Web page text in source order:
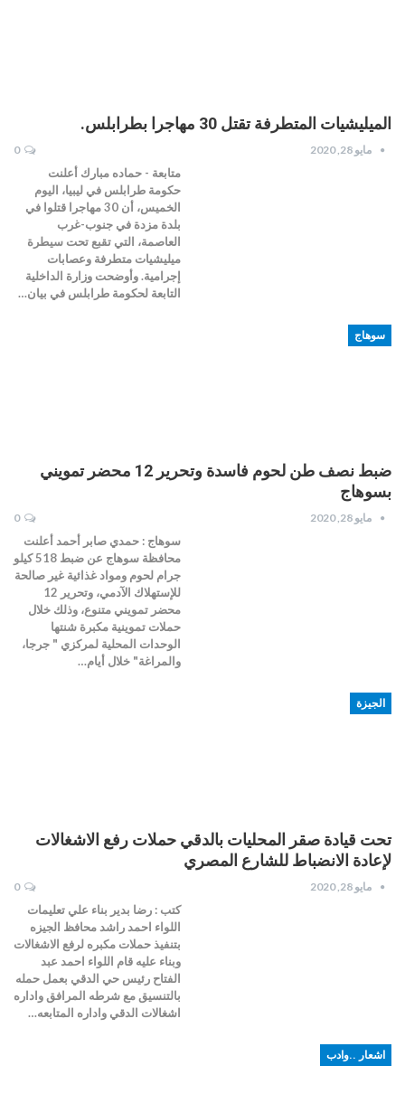
الميليشيات المتطرفة تقتل 30 مهاجرا بطرابلس.
مايو 28, 2020 0
متابعة - حماده مبارك أعلنت
حكومة طرابلس في ليبيا، اليوم
الخميس، أن 30 مهاجرا قتلوا في
بلدة مزدة في جنوب-غرب
العاصمة، التي تقبع تحت سيطرة
ميليشيات متطرفة وعصابات
إجرامية. وأوضحت وزارة الداخلية
التابعة لحكومة طرابلس في بيان…
سوهاج
ضبط نصف طن لحوم فاسدة وتحرير 12 محضر تمويني
بسوهاج
مايو 28, 2020 0
سوهاج : حمدي صابر أحمد أعلنت
محافظة سوهاج عن ضبط 518 كيلو
جرام لحوم ومواد غذائية غير صالحة
للإستهلاك الآدمي، وتحرير 12
محضر تمويني متنوع، وذلك خلال
حملات تموينية مكبرة شنتها
الوحدات المحلية لمركزي " جرجا،
والمراغة" خلال أيام…
الجيزة
تحت قيادة صقر المحليات بالدقي حملات رفع الاشغالات
لإعادة الانضباط للشارع المصري
مايو 28, 2020 0
كتب : رضا بدير بناء علي تعليمات
اللواء احمد راشد محافظ الجيزه
بتنفيذ حملات مكبره لرفع الاشغالات
وبناء عليه قام اللواء احمد عبد
الفتاح رئيس حي الدقي بعمل حمله
بالتنسيق مع شرطه المرافق واداره
اشغالات الدقي واداره المتابعه…
اشعار ..وادب